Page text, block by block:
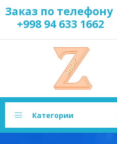
Заказ по телефону
+998 94 633 1662
Категории